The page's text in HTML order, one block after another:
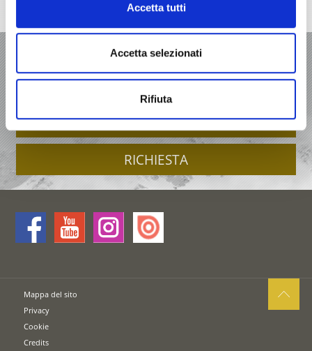
Accetta tutti
Accetta selezionati
Rifiuta
Cartina interattiva
VACANZA IN VAL VENOSTA
OFFERTE
ALLOGGI
RICHIESTA
Mappa del sito
Privacy
Cookie
Credits